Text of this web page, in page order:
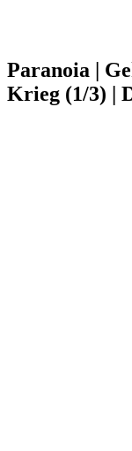
Paranoia |
Krieg (1/3) |